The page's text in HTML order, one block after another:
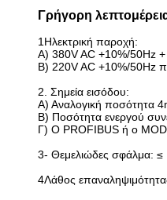
Γρήγορη
1Ηλεκτρική παροχή:
Α) 380V AC +10%/50Hz
Β) 220V AC +10%/50Hz
2. Σημεία εισόδου:
Α) Αναλογική ποσότητα
Β) Ποσότητα ενεργού
Γ) Ο PROFIBUS ή ο
3- Θεμελιώδες σφάλμα: ≤
4Λάθος